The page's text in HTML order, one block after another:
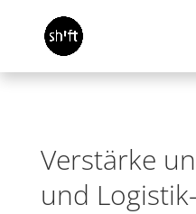
Verstärke
und